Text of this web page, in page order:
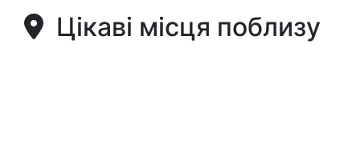
Цікаві місця поблизу